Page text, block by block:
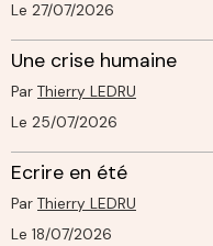
Le 27/07/2026
Une crise humaine
Par Thierry LEDRU
Le 25/07/2026
Ecrire en été
Par Thierry LEDRU
Le 18/07/2026